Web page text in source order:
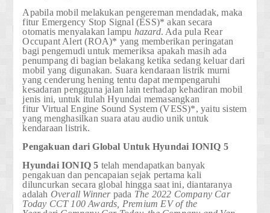
Apabila mobil melakukan pengereman mendadak, maka
fitur Emergency Stop Signal (ESS)* akan secara
otomatis menyalakan lampu hazard. Ada pulaRear
Occupant Alert (ROA)* yang memberikan peringatan
bagi pengemudi untuk memeriksa apakah masih ada
penumpang di bagian belakang ketika sedang keluar dari
mobil yang digunakan. Suara kendaraan listrik murni
yang cenderung hening tentu dapat mempengaruhi
kesadaran pengguna jalan lain terhadap kehadiran mobil
jenis ini, untuk itulah Hyundai memasangkan
fitur Virtual Engine Sound System (VESS)*, yaitu sistem
yang menghasilkan suara atau audio unik untuk
kendaraan listrik.
Pengakuan dari Global UntukHyundai IONIQ 5
HyundaiIONIQ 5 telah mendapatkan banyak
pengakuan dan pencapaian sejak pertama kali
diluncurkan secara global hingga saat ini, diantaranya
adalah Overall Winner pada The 2022 Company Car
Today CCT 100 Awards, Premium EV of the